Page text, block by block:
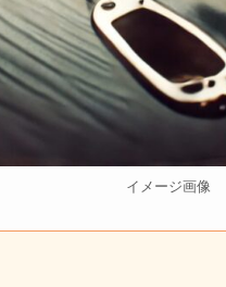
イメージ画像